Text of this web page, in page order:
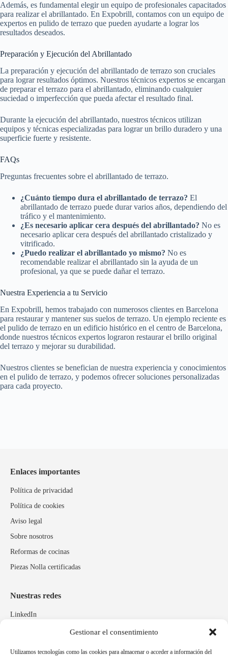
Gestionar el consentimiento
Utilizamos tecnologías como las cookies para almacenar o acceder a información del
Además, es fundamental elegir un equipo de profesionales capacitados
para realizar el abrillantado. En Expobrill, contamos con un equipo de
expertos en pulido de terrazo que pueden ayudarte a lograr los
resultados deseados.
Preparación y Ejecución del Abrillantado
La preparación y ejecución del abrillantado de terrazo son cruciales
para lograr resultados óptimos. Nuestros técnicos expertos se encargan
de preparar el terrazo para el abrillantado, eliminando cualquier
suciedad o imperfección que pueda afectar el resultado final.
Durante la ejecución del abrillantado, nuestros técnicos utilizan
equipos y técnicas especializadas para lograr un brillo duradero y una
superficie fuerte y resistente.
FAQs
Preguntas frecuentes sobre el abrillantado de terrazo.
¿Cuánto tiempo dura el abrillantado de terrazo? El
abrillantado de terrazo puede durar varios años, dependiendo del
tráfico y el mantenimiento.
¿Es necesario aplicar cera después del abrillantado? No es
necesario aplicar cera después del abrillantado cristalizado y
vitrificado.
¿Puedo realizar el abrillantado yo mismo? No es
recomendable realizar el abrillantado sin la ayuda de un
profesional, ya que se puede dañar el terrazo.
Nuestra Experiencia a tu Servicio
En Expobrill, hemos trabajado con numerosos clientes en Barcelona
para restaurar y mantener sus suelos de terrazo. Un ejemplo reciente es
el pulido de terrazo en un edificio histórico en el centro de Barcelona,
donde nuestros técnicos expertos lograron restaurar el brillo original
del terrazo y mejorar su durabilidad.
Nuestros clientes se benefician de nuestra experiencia y conocimientos
en el pulido de terrazo, y podemos ofrecer soluciones personalizadas
para cada proyecto.
Enlaces importantes
Política de privacidad
Política de cookies
Aviso legal
Sobre nosotros
Reformas de cocinas
Piezas Nolla certificadas
Nuestras redes
LinkedIn